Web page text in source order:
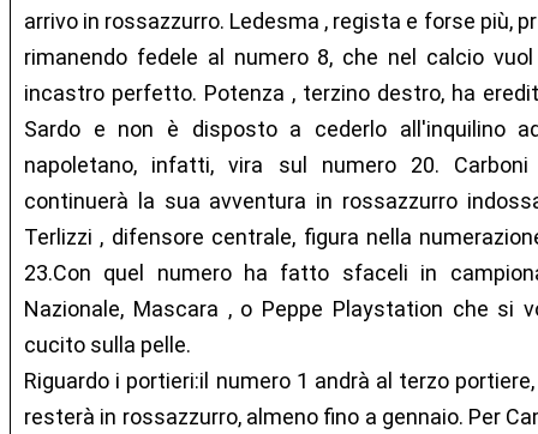
arrivo in rossazzurro. Ledesma , regista e forse più,
rimanendo fedele al numero 8, che nel calcio vuol
incastro perfetto. Potenza , terzino destro, ha
Sardo e non è disposto a cederlo all'inquilino
napoletano, infatti, vira sul numero 20.
continuerà la sua avventura in rossazzurro
Terlizzi , difensore centrale, figura nella
23.Con quel numero ha fatto sfaceli in
Nazionale, Mascara , o Peppe Playstation che si
cucito sulla pelle.
Riguardo i portieri:il numero 1 andrà al terzo
resterà in rossazzurro, almeno fino a gennaio. Per